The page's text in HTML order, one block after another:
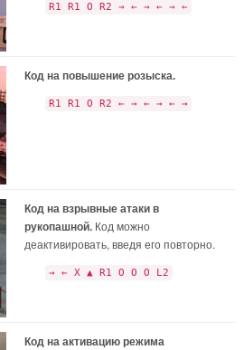
R1 R1 O R2 → ← → ← → ←
Код на повышение розыска.
R1 R1 O R2 ← → ← → ← →
Код на взрывные атаки в
рукопашной. Код можно
деактивировать, введя его повторно.
→ ← X ▲ R1 O O O L2
Код на активацию режима